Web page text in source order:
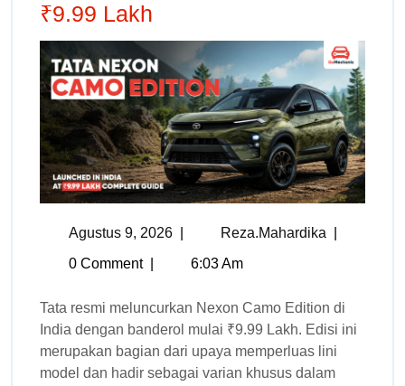
₹9.99 Lakh
Agustus 9, 2026 Reza.mahardika
0 Comment
6:03 Am
Tata resmi meluncurkan Nexon Camo Edition di
India dengan banderol mulai ₹9.99 Lakh. Edisi ini
merupakan bagian dari upaya memperluas lini
model dan hadir sebagai varian khusus dalam